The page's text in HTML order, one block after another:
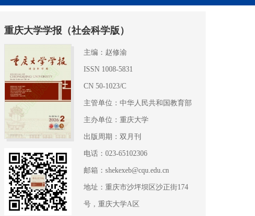
重庆大学学报（社会科学版）
主编：赵修渝
ISSN 1008-5831
CN 50-1023/C
主管单位：中华人民共和国教育部
主办单位：重庆大学
出版周期：双月刊
电话：023-65102306
邮箱：shekexeb@cqu.edu.cn
地址：重庆市沙坪坝区沙正街174
号，重庆大学A区